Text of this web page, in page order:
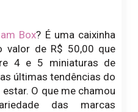
Box? É uma caixinha
valor de R$ 50,00 que
4 e 5 miniaturas de
últimas tendências do
O que me chamou
das marcas